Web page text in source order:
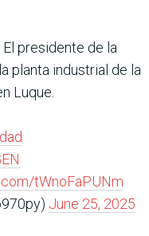
El presidente de la
planta industrial de la
Luque.
tWnoFaPUNm
June 25, 2025